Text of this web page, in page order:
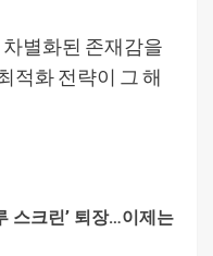
별화된 존재감을
적화 전략이 그 해
스크린’ 퇴장…이제는